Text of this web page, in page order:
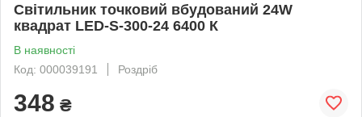
Світильник точковий вбудований 24W
квадрат LED-S-300-24 6400 К
В наявності
Код: 000039191
Роздріб
348 ₴